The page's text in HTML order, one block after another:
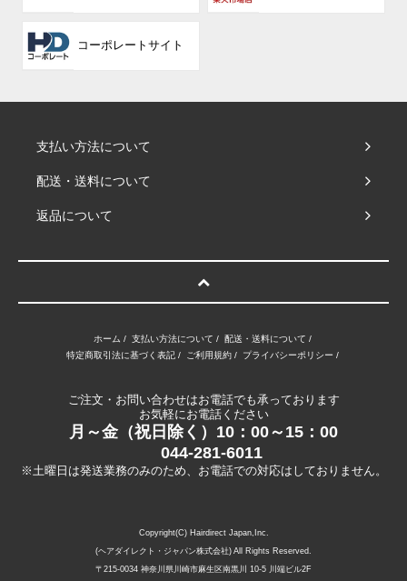
コーポレート サイト
支払い方法について
配送・送料について
返品について
ホーム / 支払い方法について / 配送・送料について /
特定商取引法に基づく表記/ ご利用規約/ プライバシーポリシー /
ご注文・お問い合わせはお電話でも承っております
お気軽にお電話ください
月～金（祝日除く）10：00～15：00
044-281-6011
※土曜日は発送業務のみのため、お電話での対応はしておりません。
Copyright(C) Hairdirect Japan,Inc.
(ヘアダイレクト・ジャパン株式会社) All Rights Reserved.
〒215-0034 神奈川県川崎市麻生区南黒川 10-5 川端ビル2F